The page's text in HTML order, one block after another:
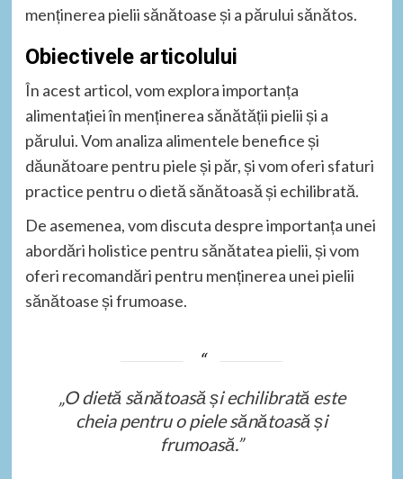
menținerea pielii sănătoase și a părului sănătos.
Obiectivele articolului
În acest articol, vom explora importanța
alimentației în menținerea sănătății pielii și a
părului. Vom analiza alimentele benefice și
dăunătoare pentru piele și păr, și vom oferi sfaturi
practice pentru o dietă sănătoasă și echilibrată.
De asemenea, vom discuta despre importanța unei
abordări holistice pentru sănătatea pielii, și vom
oferi recomandări pentru menținerea unei pielii
sănătoase și frumoase.
„O dietă sănătoasă și echilibrată este
cheia pentru o piele sănătoasă și
frumoasă.”